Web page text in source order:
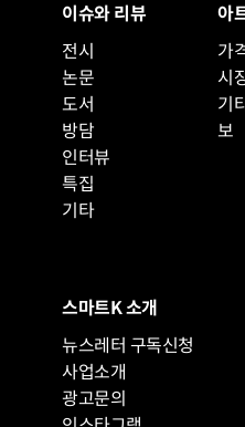
이슈와 리뷰
전시
논문
도서
방담
인터뷰
특집
기타
아
가
시
기
보
스마트K 소개
뉴스레터 구독신청
사업소개
광고문의